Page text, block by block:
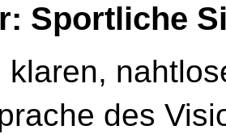
Sportliche
klaren,
des